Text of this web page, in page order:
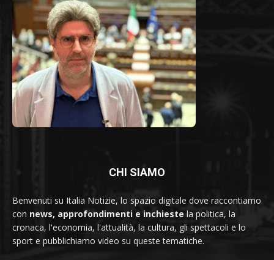
CHI SIAMO
Benvenuti su Italia Notizie, lo spazio digitale dove raccontiamo
con news, approfondimenti e inchieste la politica, la
cronaca, l'economia, l'attualità, la cultura, gli spettacoli e lo
sport e pubblichiamo video su queste tematiche.